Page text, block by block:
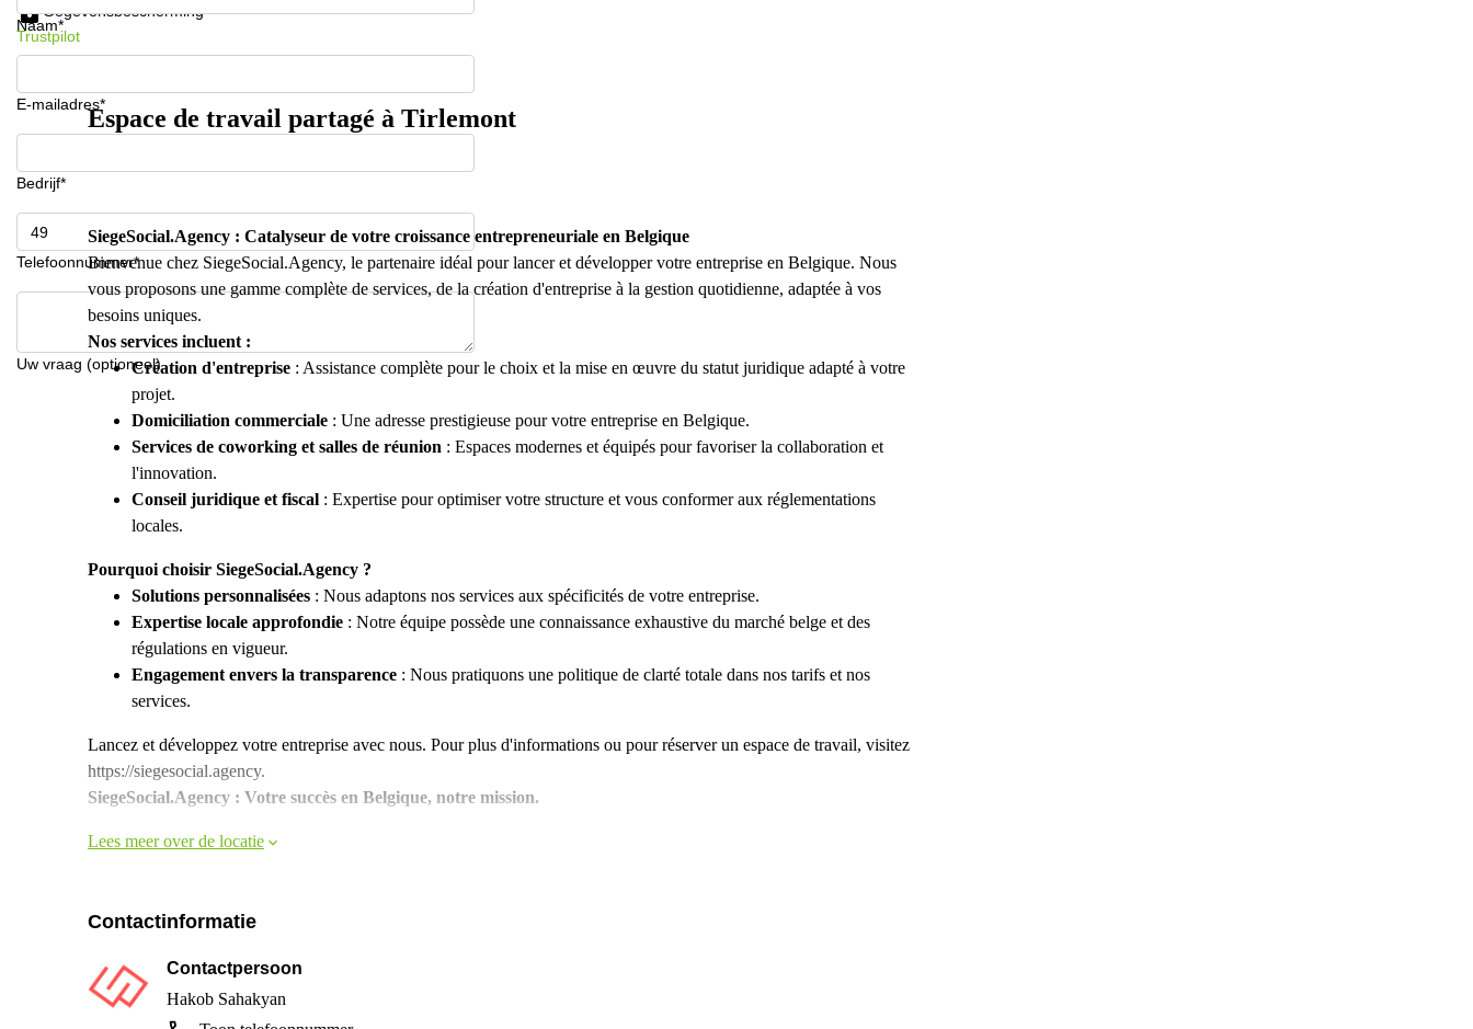
Naam*
E-mailadres*
Bedrijf*
Telefoonnummer*
Uw vraag (optioneel)
Gegevensbescherming
Trustpilot
Espace de travail partagé à Tirlemont
SiegeSocial.Agency : Catalyseur de votre croissance entrepreneuriale en Belgique
Bienvenue chez SiegeSocial.Agency, le partenaire idéal pour lancer et développer votre entreprise en Belgique. Nous
vous proposons une gamme complète de services, de la création d'entreprise à la gestion quotidienne, adaptée à vos
besoins uniques.
Nos services incluent :
Création d'entreprise : Assistance complète pour le choix et la mise en œuvre du statut juridique adapté à votre
projet.
Domiciliation commerciale : Une adresse prestigieuse pour votre entreprise en Belgique.
Services de coworking et salles de réunion : Espaces modernes et équipés pour favoriser la collaboration et
l'innovation.
Conseil juridique et fiscal : Expertise pour optimiser votre structure et vous conformer aux réglementations
locales.
Pourquoi choisir SiegeSocial.Agency ?
Solutions personnalisées : Nous adaptons nos services aux spécificités de votre entreprise.
Expertise locale approfondie : Notre équipe possède une connaissance exhaustive du marché belge et des
régulations en vigueur.
Engagement envers la transparence : Nous pratiquons une politique de clarté totale dans nos tarifs et nos
services.
Lancez et développez votre entreprise avec nous. Pour plus d'informations ou pour réserver un espace de travail, visitez
https://siegesocial.agency.
SiegeSocial.Agency : Votre succès en Belgique, notre mission.
Lees meer over de locatie
Contactinformatie
Contactpersoon
Hakob Sahakyan